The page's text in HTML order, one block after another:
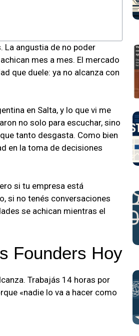
La angustia de no poder
mes a mes. El mercado
que duele: ya no alcanza con
en Salta, y lo que vi me
no solo para escuchar, sino
tanto desgasta. Como bien
en la toma de decisiones
si tu empresa está
si no tenés conversaciones
se achican mientras el
Founders Hoy
Trabajás 14 horas por
«nadie lo va a hacer como